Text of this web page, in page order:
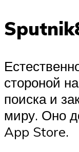
стороной
поиска и
миру. Оно
App Store.